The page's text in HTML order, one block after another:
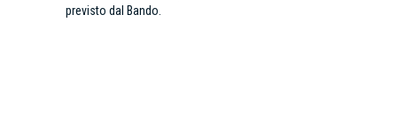
previsto dal Bando.